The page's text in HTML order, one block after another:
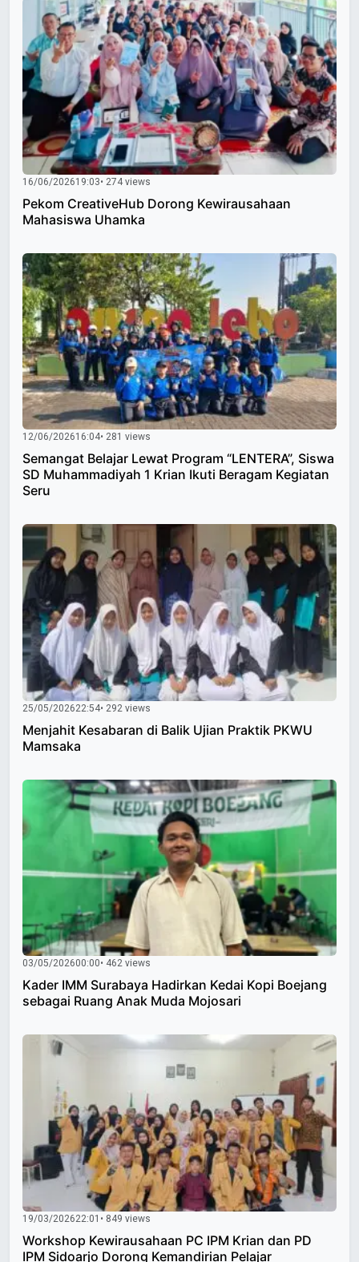
16/06/202619:03• 274 views
Pekom CreativeHub Dorong Kewirausahaan
Mahasiswa Uhamka
12/06/202616:04• 281 views
Semangat Belajar Lewat Program “LENTERA”, Siswa
SD Muhammadiyah 1 Krian Ikuti Beragam Kegiatan
Seru
25/05/202622:54• 292 views
Menjahit Kesabaran di Balik Ujian Praktik PKWU
Mamsaka
03/05/202600:00• 462 views
Kader IMM Surabaya Hadirkan Kedai Kopi Boejang
sebagai Ruang Anak Muda Mojosari
19/03/202622:01 • 849 views
Workshop Kewirausahaan PC IPM Krian dan PD
IPM Sidoarjo Dorong Kemandirian Pelajar